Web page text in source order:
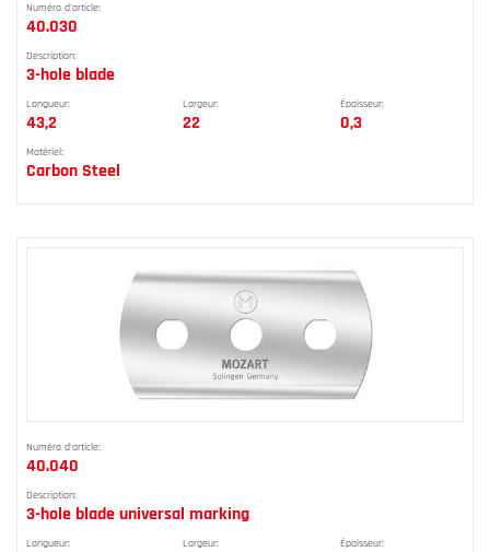
Numéro d'article:
40.030
Description:
3-hole blade
Longueur:
43,2
Largeur:
22
Épaisseur:
0,3
Matériel:
Carbon Steel
Numéro d'article:
40.040
Description:
3-hole blade universal marking
Longueur: Largeur: Épaisseur: